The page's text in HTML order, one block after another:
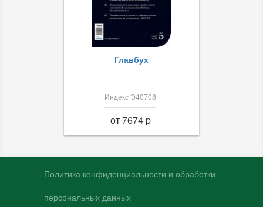
Главбух
Индекс Э40708
от 7674 p
Политика конфиденциальности и обработки
персональных данных